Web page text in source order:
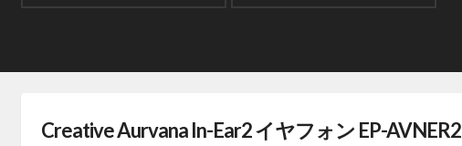
Creative Aurvana In-Ear2 イヤフォン EP-AVNER2